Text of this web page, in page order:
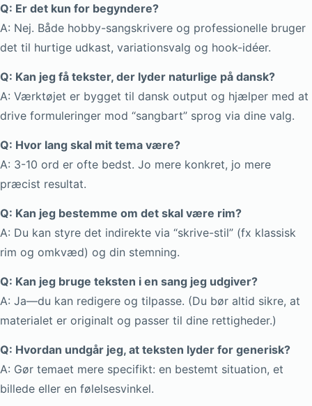
Q: Er det kun for begyndere?
A: Nej. Både hobby-sangskrivere og professionelle bruger
det til hurtige udkast, variationsvalg og hook-idéer.
Q: Kan jeg få tekster, der lyder naturlige på dansk?
A: Værktøjet er bygget til dansk output og hjælper med at
drive formuleringer mod “sangbart” sprog via dine valg.
Q: Hvor lang skal mit tema være?
A: 3-10 ord er ofte bedst. Jo mere konkret, jo mere
præcist resultat.
Q: Kan jeg bestemme om det skal være rim?
A: Du kan styre det indirekte via “skrive-stil” (fx klassisk
rim og omkvæd) og din stemning.
Q: Kan jeg bruge teksten i en sang jeg udgiver?
A: Ja—du kan redigere og tilpasse. (Du bør altid sikre, at
materialet er originalt og passer til dine rettigheder.)
Q: Hvordan undgår jeg, at teksten lyder for generisk?
A: Gør temaet mere specifikt: en bestemt situation, et
billede eller en følelsesvinkel.